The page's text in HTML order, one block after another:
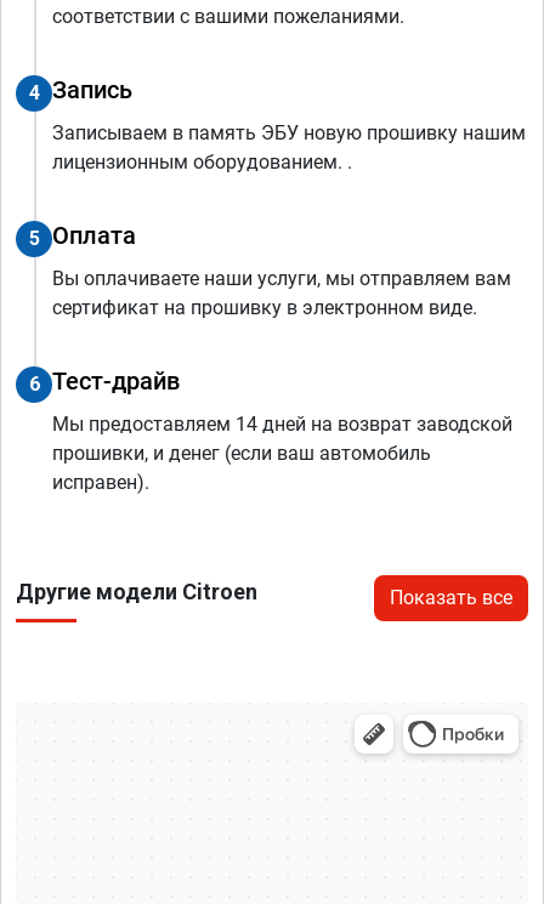
соответствии с вашими пожеланиями.
4 Запись
Записываем в память ЭБУ новую прошивку нашим
лицензионным оборудованием. .
5 Оплата
Вы оплачиваете наши услуги, мы отправляем вам
сертификат на прошивку в электронном виде.
6 Тест-драйв
Мы предоставляем 14 дней на возврат заводской
прошивки, и денег (если ваш автомобиль
исправен).
Другие модели Citroen Показать все